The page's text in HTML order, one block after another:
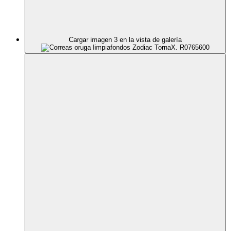
Cargar imagen 3 en la vista de galería